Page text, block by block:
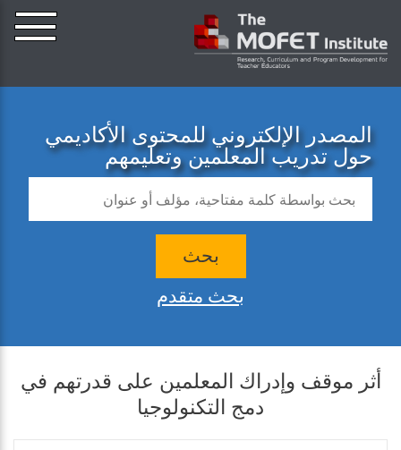
المصدر الإلكتروني للمحتوى الأكاديمي
حول تدريب المعلمين وتعليمهم
بحث
بحث متقدم
أثر موقف وإدراك المعلمين على قدرتهم في
دمج التكنولوجيا